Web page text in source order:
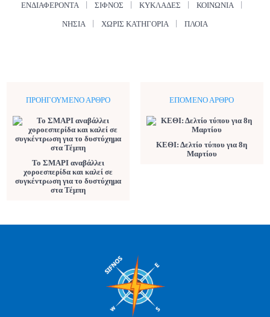
ΕΝΔΙΑΦΈΡΟΝΤΑ ΣΊΦΝΟΣ ΚΥΚΛΆΔΕΣ ΚΟΙΝΩΝΊΑ
ΝΗΣΙΆ ΧΩΡΊΣ ΚΑΤΗΓΟΡΊΑ ΠΛΟΊΑ
ΠΡΟΗΓΟΎΜΕΝΟ ΆΡΘΡΟ
Το ΣΜΑΡΙ αναβάλλει
χοροεσπερίδα και καλεί σε
συγκέντρωση για το δυστύχημα
στα Τέμπη
ΕΠΌΜΕΝΟ ΆΡΘΡΟ
ΚΕΘΙ: Δελτίο τύπου για 8η
Μαρτίου